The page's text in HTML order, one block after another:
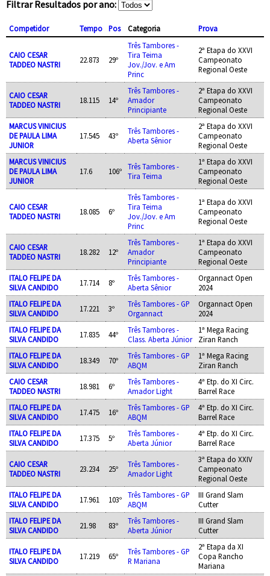
Filtrar Resultados por ano:
Competidor Tempo Pos Categoria Prova
CAIO CESAR
TADDEO NASTRI
22.873 29º
Três Tambores -
Tira Teima
Jov./Jov. e Am
Princ
2ª Etapa do XXVI
Campeonato
Regional Oeste
CAIO CESAR
TADDEO NASTRI
18.115 14º
Três Tambores -
Amador
Principiante
2ª Etapa do XXVI
Campeonato
Regional Oeste
MARCUS VINICIUS
DE PAULA LIMA
JUNIOR
17.545 43º
Três Tambores -
Aberta Sênior
2ª Etapa do XXVI
Campeonato
Regional Oeste
MARCUS VINICIUS
DE PAULA LIMA
JUNIOR
17.6 106º
Três Tambores -
Tira Teima
1ª Etapa do XXVI
Campeonato
Regional Oeste
CAIO CESAR
TADDEO NASTRI
18.085 6º
Três Tambores -
Tira Teima
Jov./Jov. e Am
Princ
1ª Etapa do XXVI
Campeonato
Regional Oeste
CAIO CESAR
TADDEO NASTRI
18.282 12º
Três Tambores -
Amador
Principiante
1ª Etapa do XXVI
Campeonato
Regional Oeste
ITALO FELIPE DA
SILVA CANDIDO
17.714 8º
Três Tambores -
Aberta Sênior
Organnact Open
2024
ITALO FELIPE DA
SILVA CANDIDO
17.221 3º
Três Tambores - GP
Organnact
Organnact Open
2024
ITALO FELIPE DA
SILVA CANDIDO
17.835 44º
Três Tambores -
Class. Aberta Júnior
1ª Mega Racing
Ziran Ranch
ITALO FELIPE DA
SILVA CANDIDO
18.349 70º
Três Tambores - GP
ABQM
1ª Mega Racing
Ziran Ranch
CAIO CESAR
TADDEO NASTRI
18.981 6º
Três Tambores -
Amador Light
4ª Etp. do XI Circ.
Barrel Race
ITALO FELIPE DA
SILVA CANDIDO
17.475 16º
Três Tambores - GP
ABQM
4ª Etp. do XI Circ.
Barrel Race
ITALO FELIPE DA
SILVA CANDIDO
17.375 5º
Três Tambores -
Aberta Júnior
4ª Etp. do XI Circ.
Barrel Race
CAIO CESAR
TADDEO NASTRI
23.234 25º
Três Tambores -
Amador Light
3ª Etapa do XXIV
Campeonato
Regional Oeste
ITALO FELIPE DA
SILVA CANDIDO
17.961 103º
Três Tambores - GP
ABQM
III Grand Slam
Cutter
ITALO FELIPE DA
SILVA CANDIDO
21.98 83º
Três Tambores -
Aberta Júnior
III Grand Slam
Cutter
ITALO FELIPE DA
SILVA CANDIDO
17.219 65º
Três Tambores - GP
R Mariana
2ª Etapa da XI
Copa Rancho
Mariana